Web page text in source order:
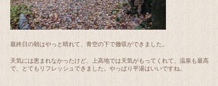
最終日の朝はやっと晴れて、青空の下で撤収ができました。
天気には恵まれなかったけど、上高地では天気がもってくれて、温泉も最高
で、とてもリフレッシュできました。やっぱり平湯はいいですね。